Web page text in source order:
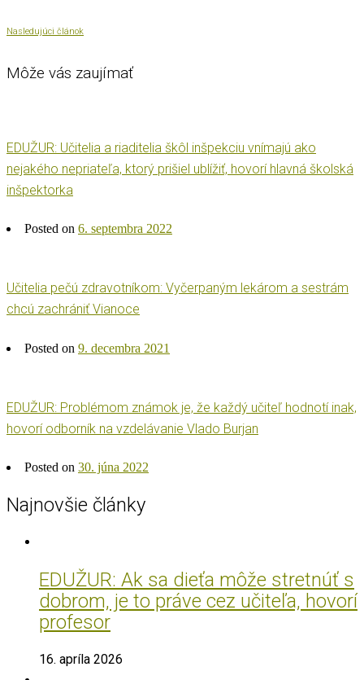
Nasledujúci článok
Môže vás zaujímať
EDUŽUR: Učitelia a riaditelia škôl inšpekciu vnímajú ako
nejakého nepriateľa, ktorý prišiel ublížiť, hovorí hlavná školská
inšpektorka
Posted on 6. septembra 2022
Učitelia pečú zdravotníkom: Vyčerpaným lekárom a sestrám
chcú zachrániť Vianoce
Posted on 9. decembra 2021
EDUŽUR: Problémom známok je, že každý učiteľ hodnotí inak,
hovorí odborník na vzdelávanie Vlado Burjan
Posted on 30. júna 2022
Najnovšie články
EDUŽUR: Ak sa dieťa môže stretnúť s
dobrom, je to práve cez učiteľa, hovorí
profesor
16. apríla 2026